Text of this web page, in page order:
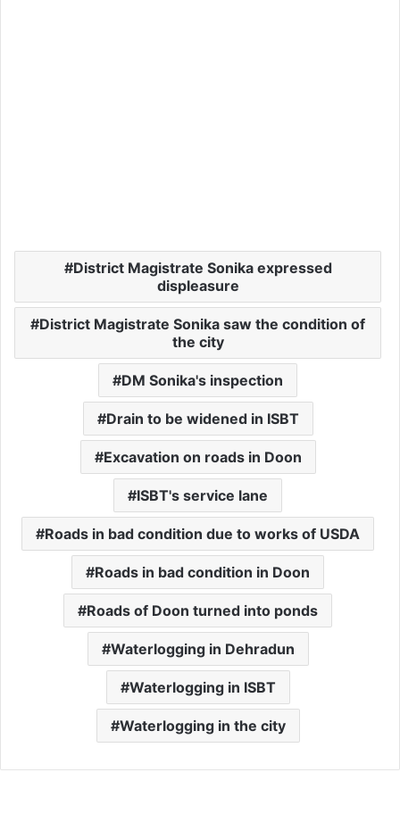
District Magistrate Sonika expressed
displeasure
District Magistrate Sonika saw the condition of
the city
DM Sonika's inspection
Drain to be widened in ISBT
Excavation on roads in Doon
ISBT's service lane
Roads in bad condition due to works of USDA
Roads in bad condition in Doon
Roads of Doon turned into ponds
Waterlogging in Dehradun
Waterlogging in ISBT
Waterlogging in the city